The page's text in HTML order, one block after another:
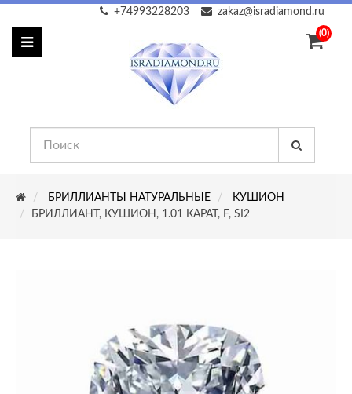
zakaz@isradiamond.ru
+74993228203
(0)
БРИЛЛИАНТЫ НАТУРАЛЬНЫЕ
КУШИОН
БРИЛЛИАНТ, КУШИОН, 1.01 КАРАТ, F, SI2